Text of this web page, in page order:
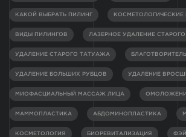
КАКОЙ ВЫБРАТЬ ПИЛИНГ КОСМЕТОЛОГИЧЕСКИЕ
ВИДЫ ПИЛИНГОВ ЛАЗЕРНОЕ УДАЛЕНИЕ
УДАЛЕНИЕ СТАРОГО ТАТУАЖА
УДАЛЕНИЕ БОЛЬШИХ РУБЦОВ УДАЛЕНИЕ
МИОФАСЦИАЛЬНЫЙ МАССАЖ ЛИЦА
МАММОПЛАСТИКА АБДОМИНОПЛАСТИКА
КОСМЕТОЛОГИЯ БИОРЕВИТАЛИЗАЦИЯ